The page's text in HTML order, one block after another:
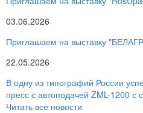
03.06.2026
Приглашаем на выставку
22.05.2026
В одну из типографий России
пресс с автоподачей ZML-1200 с
Читать все новости